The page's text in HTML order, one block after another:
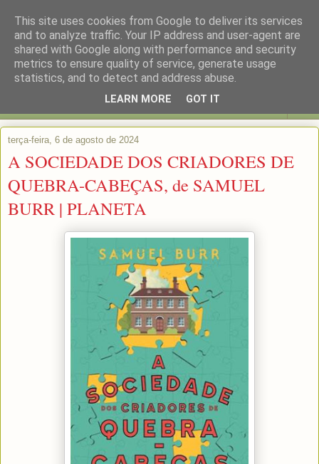
terça-feira, 6 de agosto de 2024
A SOCIEDADE DOS CRIADORES DE
QUEBRA-CABEÇAS, de SAMUEL
BURR | PLANETA
This site uses cookies from Google to deliver its services
and to analyze traffic. Your IP address and user-agent are
shared with Google along with performance and security
metrics to ensure quality of service, generate usage
statistics, and to detect and address abuse.
LEARN MORE GOT IT